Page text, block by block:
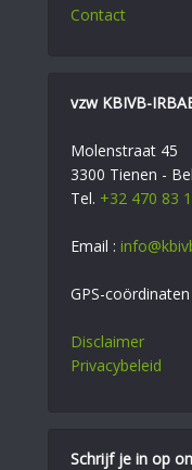
Contact
vzw KBIVB-
Molenstraat 45
3300 Tienen -
Tel. +32 470 83
Email :
GPS-
Disclaimer
Privacybeleid
Schrijf je in op